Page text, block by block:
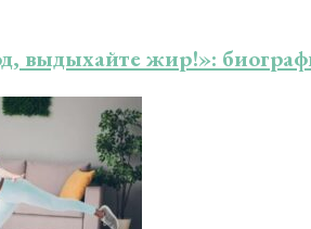
выдыхайте жир!»: